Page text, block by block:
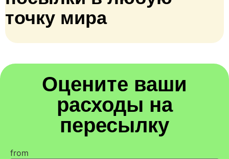
точку мира
Оцените ваши
расходы на
пересылку
from